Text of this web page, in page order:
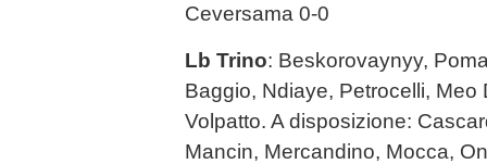
Ceversama 0-0
Lb Trino: Beskorovaynyy,
Baggio, Ndiaye, Petrocelli, Meo
Volpatto. A disposizione:
Mancin, Mercandino, Mocca,